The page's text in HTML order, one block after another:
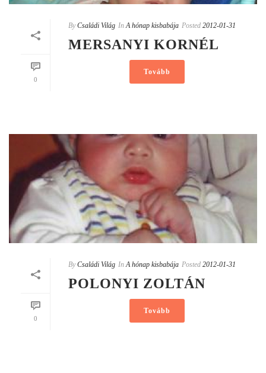
0
By Családi Világ In A hónap kisbabája Posted 2012-01-31
MERSANYI KORNÉL
Tovább
0
By Családi Világ In A hónap kisbabája Posted 2012-01-31
POLONYI ZOLTÁN
Tovább